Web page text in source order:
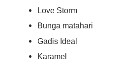
Love Storm
Bunga matahari
Gadis Ideal
Karamel